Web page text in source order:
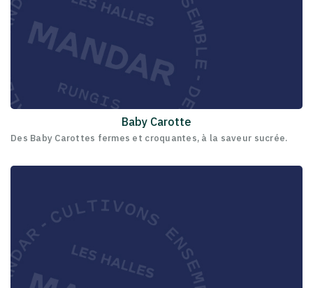
Baby Carotte
Des Baby Carottes fermes et croquantes, à la saveur sucrée.